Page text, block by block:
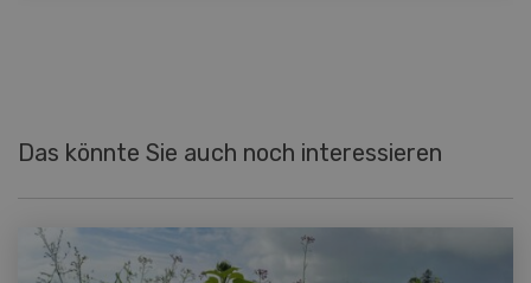
Das könnte Sie auch noch interessieren